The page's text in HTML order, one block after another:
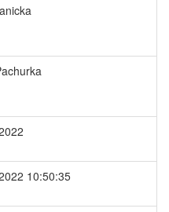
10:50:35